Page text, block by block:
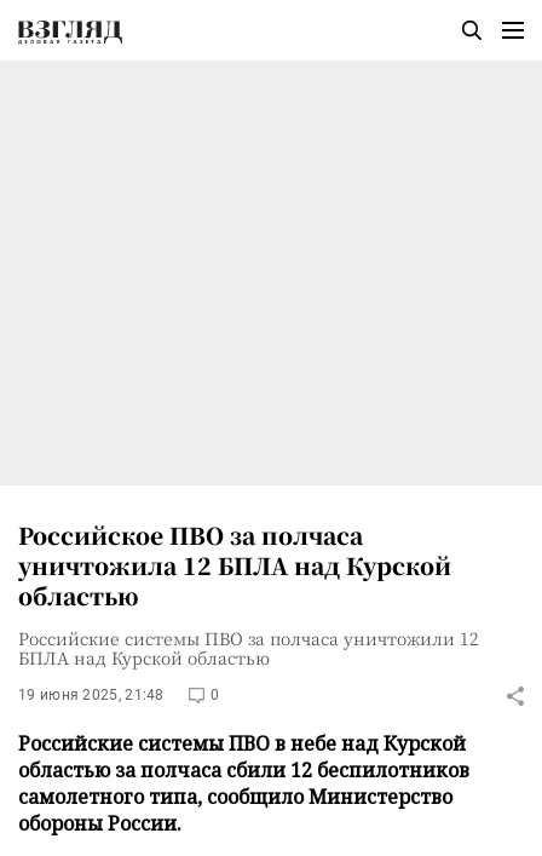
Российское ПВО за полчаса
уничтожила 12 БПЛА над Курской
областью
Российские системы ПВО за полчаса уничтожили 12
БПЛА над Курской областью
19 июня 2025, 21:48 0
Российские системы ПВО в небе над Курской
областью за полчаса сбили 12 беспилотников
самолетного типа, сообщило Министерство
обороны России.